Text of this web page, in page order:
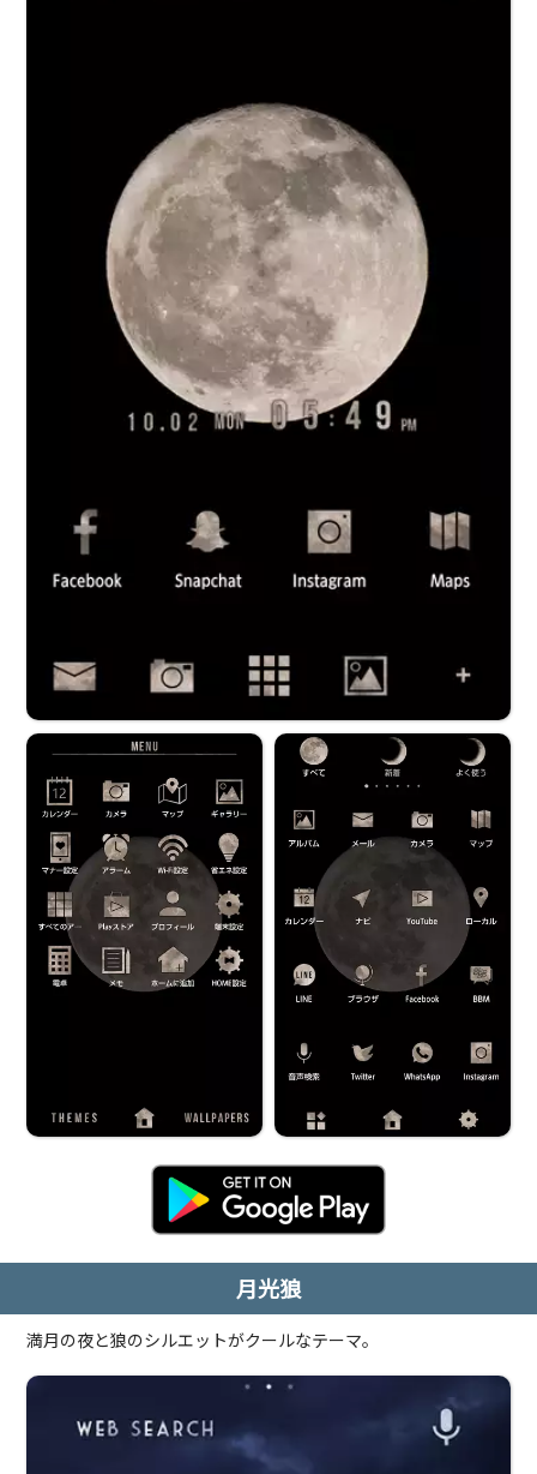
月光狼
満月の夜と狼のシルエットがクールなテーマ。